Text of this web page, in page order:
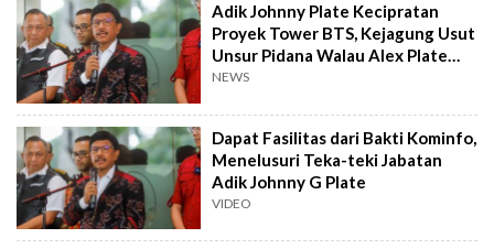
Adik Johnny Plate Kecipratan
Proyek Tower BTS, Kejagung Usut
Unsur Pidana Walau Alex Plate
Pulangkan Uang Ratusan Juta
NEWS
Dapat Fasilitas dari Bakti Kominfo,
Menelusuri Teka-teki Jabatan
Adik Johnny G Plate
VIDEO